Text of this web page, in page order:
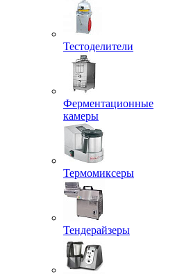
Тестоделители
Ферментационные
камеры
Термомиксеры
Тендерайзеры